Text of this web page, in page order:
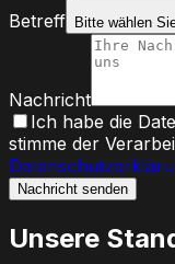
Betreff Bitte wählen
Nachricht
Ich habe die
stimme der
Nachricht senden
Unsere